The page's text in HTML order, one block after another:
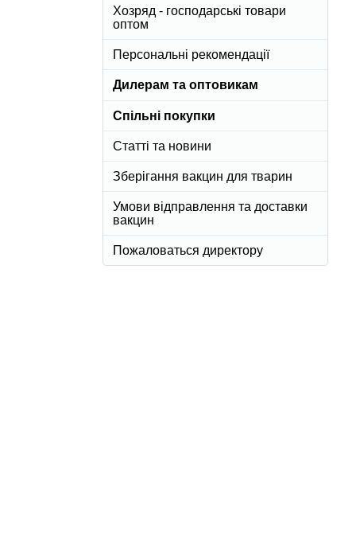
Хозряд - господарські товари
оптом
Персональні рекомендації
Дилерам та оптовикам
Спільні покупки
Статті та новини
Зберігання вакцин для тварин
Умови відправлення та доставки
вакцин
Пожаловаться директору